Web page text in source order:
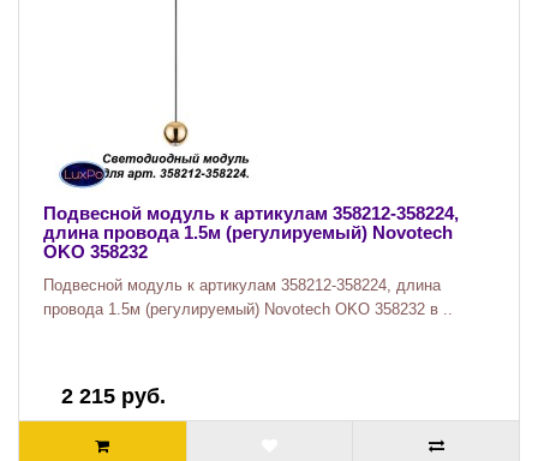
Подвесной модуль к артикулам 358212-358224,
длина провода 1.5м (регулируемый) Novotech
OKO 358232
Подвесной модуль к артикулам 358212-358224, длина
провода 1.5м (регулируемый) Novotech OKO 358232 в ..
2 215 руб.